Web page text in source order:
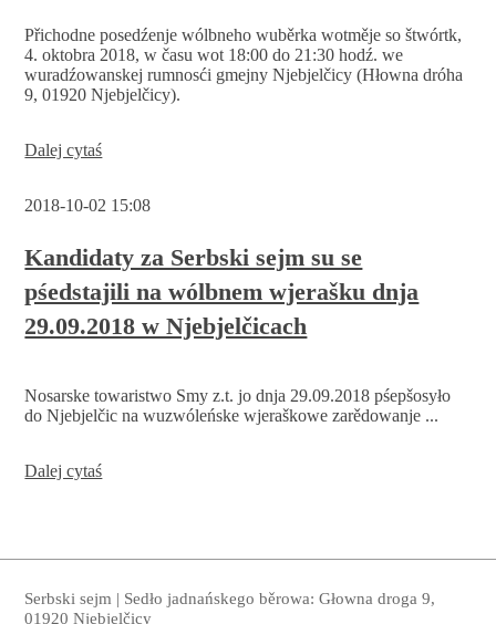
Přichodne posedźenje wólbneho wuběrka wotměje so štwórtk,
4. oktobra 2018, w času wot 18:00 do 21:30 hodź. we
wuradźowanskej rumnosći gmejny Njebjelčicy (Hłowna dróha
9, 01920 Njebjelčicy).
Dalej cytaśWozjewjenje
2018-10-02 15:08
Kandidaty za Serbski sejm su se
pśedstajili na wólbnem wjerašku dnja
29.09.2018 w Njebjelčicach
Nosarske towaristwo Smy z.t. jo dnja 29.09.2018 pśepšosyło
do Njebjelčic na wuzwóleńske wjeraškowe zarědowanje ...
Dalej cytaśKandidaty
pśedstajili
na
Serbski sejm | Sedło jadnańskego běrowa: Głowna droga 9,
01920 Njebjelčicy